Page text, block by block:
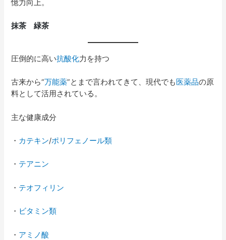
憶力向上。
抹茶 緑茶
圧倒的に高い抗酸化力を持つ
古来から“万能薬”とまで言われてきて、現代でも 医薬品の原
料として活用されている。
主な健康成分
・ カテキン/ポリフェノール類
・ テアニン
・ テオフィリン
・ ビタミン類
・ アミノ酸